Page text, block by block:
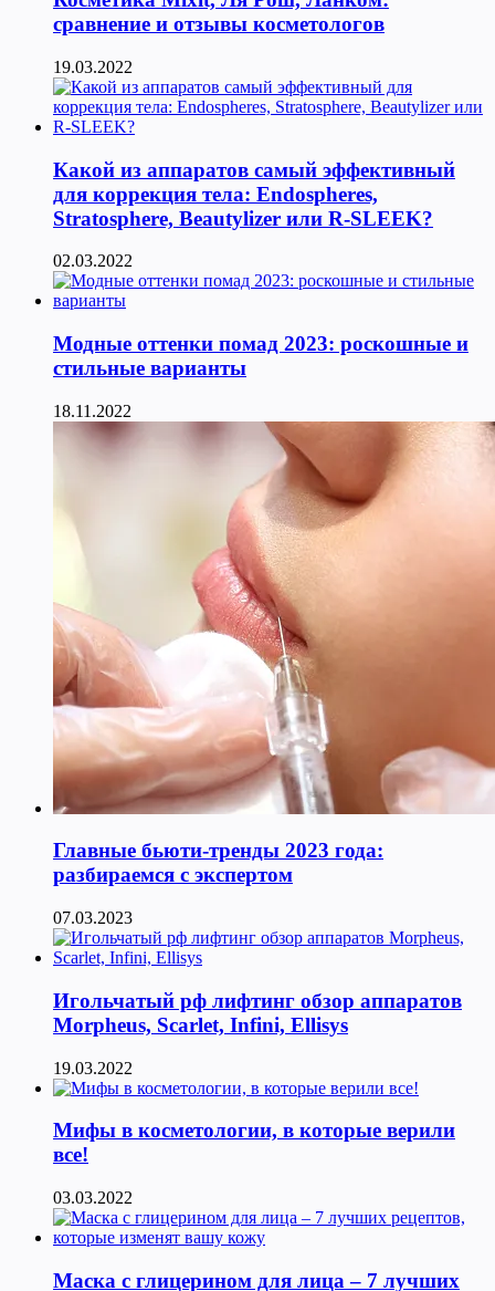
сравнение и отзывы косметологов
19.03.2022
Какой из аппаратов самый эффективный
для коррекция тела: Endospheres,
Stratosphere, Beautylizer или R-SLEEK?
02.03.2022
Модные оттенки помад 2023: роскошные и
стильные варианты
18.11.2022
Главные бьюти-тренды 2023 года:
разбираемся с экспертом
07.03.2023
Игольчатый рф лифтинг обзор аппаратов
Morpheus, Scarlet, Infini, Ellisys
19.03.2022
Мифы в косметологии, в которые верили
все!
03.03.2022
Маска с глицерином для лица – 7 лучших